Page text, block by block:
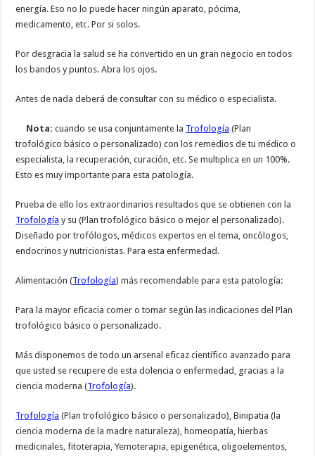
energía. Eso no lo puede hacer ningún aparato, pócima,
medicamento, etc. Por si solos.
Por desgracia la salud se ha convertido en un gran negocio en todos
los bandos y puntos. Abra los ojos.
Antes de nada deberá de consultar con su médico o especialista.
Nota:cuando se usa conjuntamente la Trofología (Plan
trofológico básico o personalizado) con los remedios de tu médico o
especialista, la recuperación, curación, etc. Se multiplica en un 100%.
Esto es muy importante para esta patología.
Prueba de ello los extraordinarios resultados que se obtienen con la
Trofología y su (Plan trofológico básico o mejor el personalizado).
Diseñado por trofólogos, médicos expertos en el tema, oncólogos,
endocrinos y nutricionistas. Para esta enfermedad.
Alimentación (Trofología) más recomendable para esta patología:
Para la mayor eficacia comer o tomar según las indicaciones del Plan
trofológico básico o personalizado.
Más disponemos de todo un arsenal eficaz científico avanzado para
que usted se recupere de esta dolencia o enfermedad, gracias a la
ciencia moderna (Trofología).
Trofología (Plan trofológico básico o personalizado), Binipatia (la
ciencia moderna de la madre naturaleza), homeopatía, hierbas
medicinales, fitoterapia, Yemoterapia, epigenética, oligoelementos,